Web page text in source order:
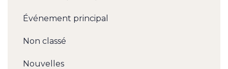
Événement principal
Non classé
Nouvelles